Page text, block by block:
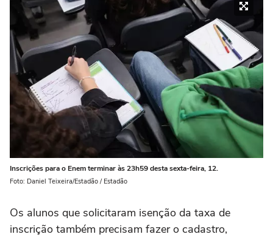
Inscrições para o Enem terminar às 23h59 desta sexta-feira, 12.
Foto: Daniel Teixeira/Estadão / Estadão
Os alunos que solicitaram isenção da taxa de
inscrição também precisam fazer o cadastro,